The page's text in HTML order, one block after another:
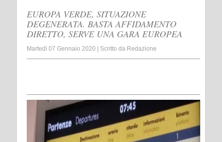
EUROPA VERDE, SITUAZIONE
DEGENERATA. BASTA AFFIDAMENTO
DIRETTO, SERVE UNA GARA EUROPEA
Martedì 07 Gennaio 2020 Scritto da Redazione